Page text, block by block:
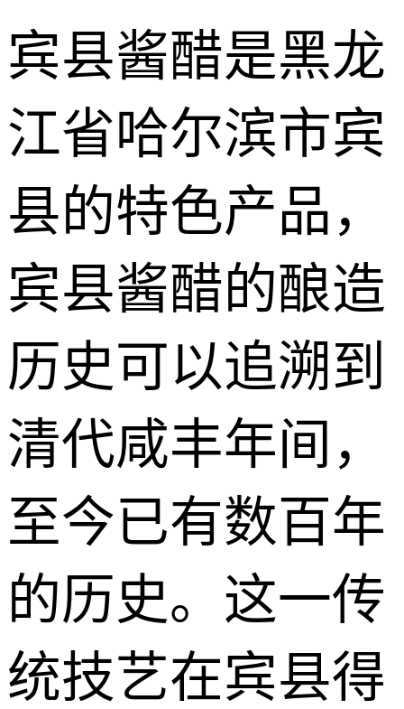
宾县酱醋是黑龙
江省哈尔滨市宾
县的特色产品，
宾县酱醋的酿造
历史可以追溯到
清代咸丰年间，
至今已有数百年
的历史。这一传
统技艺在宾县得